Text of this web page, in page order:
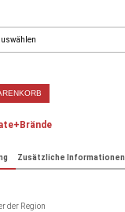
Zusätzliche Informationen
der Region